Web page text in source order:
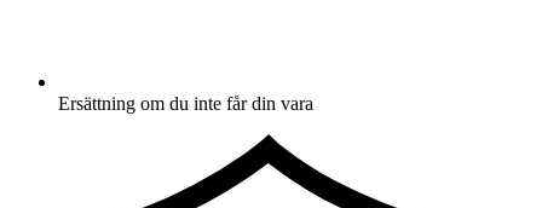
Ersättning om du inte får din vara